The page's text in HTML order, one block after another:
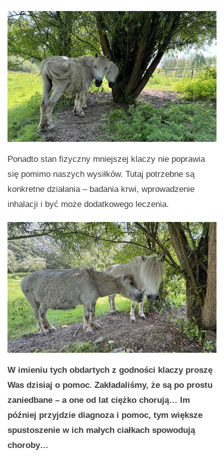
Ponadto stan fizyczny mniejszej klaczy nie poprawia
się pomimo naszych wysiłków. Tutaj potrzebne są
konkretne działania – badania krwi, wprowadzenie
inhalacji i być może dodatkowego leczenia.
W imieniu tych obdartych z godności klaczy proszę
Was dzisiaj o pomoc. Zakładaliśmy, że są po prostu
zaniedbane – a one od lat ciężko chorują… Im
później przyjdzie diagnoza i pomoc, tym większe
spustoszenie w ich małych ciałkach spowodują
choroby…